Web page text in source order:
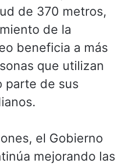
de 370 metros,
de la
beneficia a más
que utilizan
parte de sus
el Gobierno
mejorando las